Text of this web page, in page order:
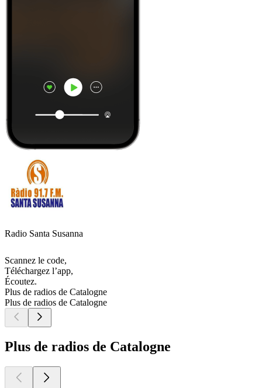
Radio Santa Susanna
Scannez le code,
Téléchargez l’app,
Écoutez.
Plus de radios de Catalogne
Plus de radios de Catalogne
Plus de radios de Catalogne